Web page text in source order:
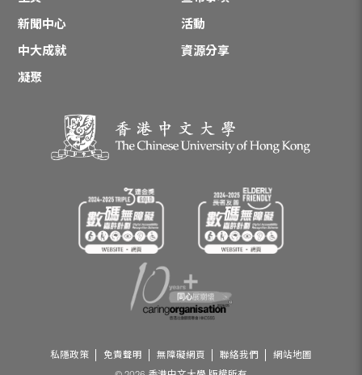
新聞中心
活動
中大成就
資源分享
凝聚
私隱政策 免責聲明 無障礙網頁 聯絡我們
網站地圖